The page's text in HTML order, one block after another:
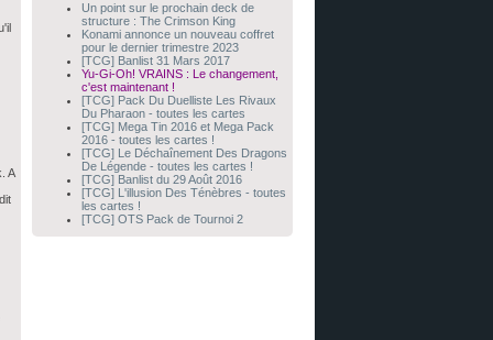
A
Un point sur le prochain deck de
structure : The Crimson King
Konami annonce un nouveau coffret
pour le dernier trimestre 2023
[TCG] Banlist 31 Mars 2017
Yu-Gi-Oh! VRAINS : Le changement,
c'est maintenant !
[TCG] Pack Du Duelliste Les Rivaux
Du Pharaon - toutes les cartes
[TCG] Mega Tin 2016 et Mega Pack
2016 - toutes les cartes !
[TCG] Le Déchaînement Des Dragons
De Légende - toutes les cartes !
[TCG] Banlist du 29 Août 2016
[TCG] L'illusion Des Ténèbres - toutes
les cartes !
[TCG] OTS Pack de Tournoi 2